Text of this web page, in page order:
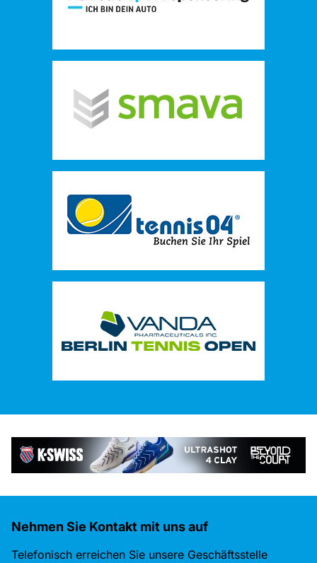
Nehmen Sie Kontakt mit uns auf
Telefonisch erreichen Sie unsere Geschäftsstelle